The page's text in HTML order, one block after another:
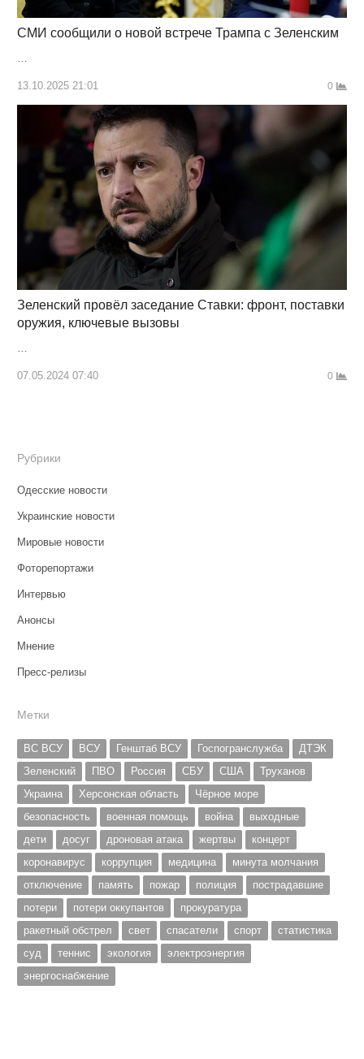
СМИ сообщили о новой встрече Трампа с Зеленским
13.10.2025 21:01 0
Зеленский провёл заседание Ставки: фронт, поставки
оружия, ключевые вызовы
…
07.05.2024 07:40 0
Рубрики
Одесские новости
Украинские новости
Мировые новости
Фоторепортажи
Интервью
Анонсы
Мнение
Пресс-релизы
Метки
ВС ВСУ ВСУ Генштаб ВСУ Госпогранслужба
ДТЭК
Зеленский
ПВО Россия СБУ США
Труханов
Украина
Херсонская область
Чёрное море
безопасность
военная помощь война
выходные
дети
досуг дроновая атака жертвы
концерт
коронавирус
коррупция медицина
минута молчания
отключение
память пожар полиция
пострадавшие
потери
потери оккупантов
прокуратура
ракетный обстрел
свет спасатели спорт
статистика
суд
теннис экология
электроэнергия
энергоснабжение